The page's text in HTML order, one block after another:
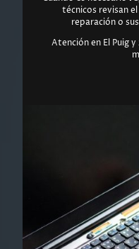
técnicos revisan
reparación o
Atención en El Puig